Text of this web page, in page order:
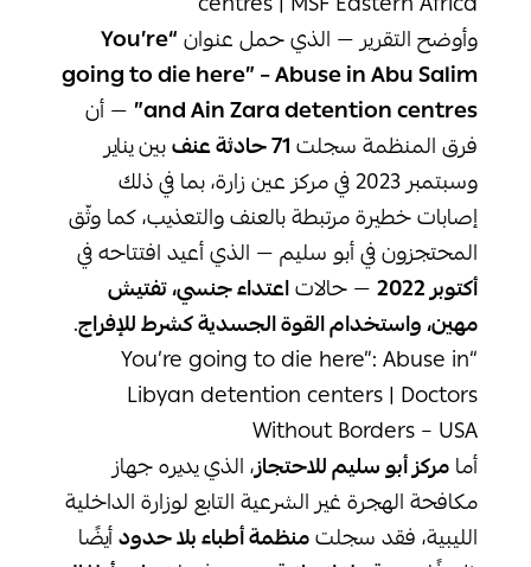
وأوضح التقرير — الذي حمل عنوان “You’re
going to die here” – Abuse in Abu Salim
and Ain Zara detention centres” — أن
فرق المنظمة سجلت 71حادثة عنفبين يناير
وسبتمبر 2023 في مركز عين زارة، بما في ذلك
إصابات خطيرة مرتبطة بالعنف والتعذيب، كما وثّق
المحتجزون في أبو سليم — الذي أعيد افتتاحه في
أكتوبر 2022
— حالاتاعتداء جنسي، تفتيش
مهين، واستخدام القوة الجسدية كشرط للإفراج.
“You’re going to die here”: Abuse in
Libyan detention centers | Doctors
Without Borders – USA
أما مركز أبو سليم للاحتجاز، الذي يديره جهاز
مكافحة الهجرة غير الشرعية التابع لوزارة الداخلية
الليبية، فقد سجلتمنظمة أطباء بلا حدودأيضًا